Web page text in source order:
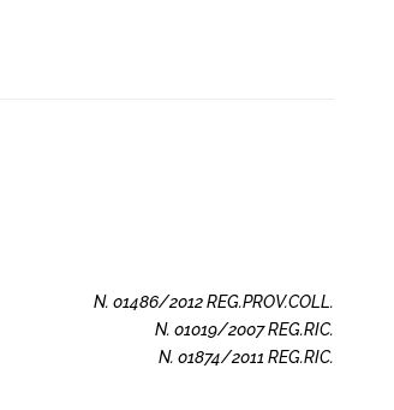
N. 01486/2012 REG.PROV.COLL.
N. 01019/2007 REG.RIC.
N. 01874/2011 REG.RIC.